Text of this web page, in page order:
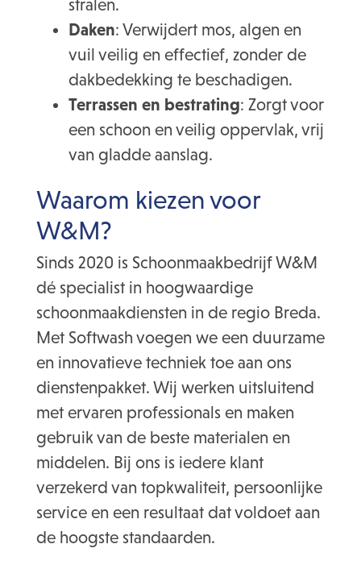
stralen.
Daken: Verwijdert mos, algen en
vuil veilig en effectief, zonder de
dakbedekking te beschadigen.
Terrassen en bestrating: Zorgt voor
een schoon en veilig oppervlak, vrij
van gladde aanslag.
Waarom kiezen voor
W&M?
Sinds 2020 is Schoonmaakbedrijf W&M
dé specialist in hoogwaardige
schoonmaakdiensten in de regio Breda.
Met Softwash voegen we een duurzame
en innovatieve techniek toe aan ons
dienstenpakket. Wij werken uitsluitend
met ervaren professionals en maken
gebruik van de beste materialen en
middelen. Bij ons is iedere klant
verzekerd van topkwaliteit, persoonlijke
service en een resultaat dat voldoet aan
de hoogste standaarden.